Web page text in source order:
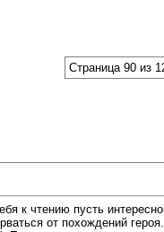
Страница 90 из
к чтению пусть
от похождений